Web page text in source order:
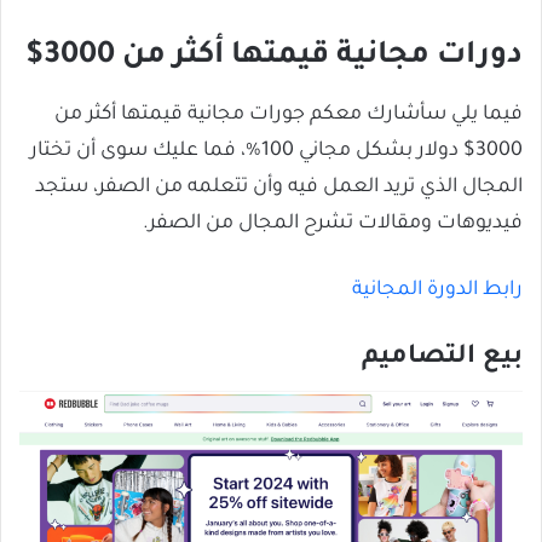
دورات مجانية قيمتها أكثر من 3000$
فيما يلي سأشارك معكم جورات مجانية قيمتها أكثر من
3000$ دولار بشكل مجاني 100%، فما عليك سوى أن تختار
المجال الذي تريد العمل فيه وأن تتعلمه من الصفر، ستجد
فيديوهات ومقالات تشرح المجال من الصفر.
رابط الدورة المجانية
بيع التصاميم